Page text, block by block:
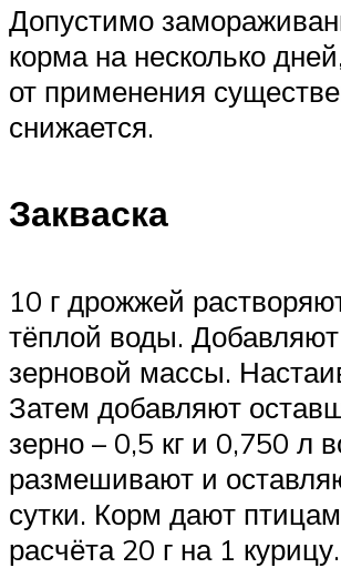
Допустимо
корма на несколько
от применения
снижается.
Закваска
10 г дрожжей
тёплой воды. Добавляют
зерновой массы.
Затем добавляют
зерно – 0,5 кг и 0,750 л
размешивают и
сутки. Корм дают
расчёта 20 г на 1 курицу.